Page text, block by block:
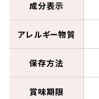
成分表示
アレルギー物質
保存方法
賞味期限